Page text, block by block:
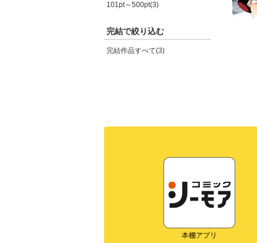
101pt～500pt(3)
完結で絞り込む
完結作品すべて(3)
本棚アプリ